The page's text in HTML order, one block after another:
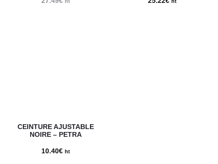
CEINTURE AJUSTABLE
NOIRE – PETRA
10.40€ ht